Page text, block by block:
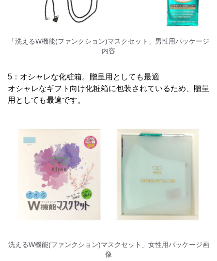
「洗えるW機能(ファンクション)マスクセット」男性用パッケージ
内容
5：オシャレな化粧箱。贈呈用としても最適
オシャレなギフト向け化粧箱に包装されているため、贈呈
用としても最適です。
洗えるW機能(ファンクション)マスクセット」女性用パッケージ画
像